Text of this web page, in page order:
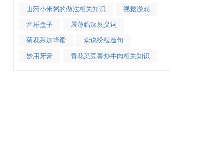
山药小米粥的做法相关知识 视觉游戏
音乐盒子 履薄临深反义词
菊花茶加蜂蜜 众说纷纭造句
妙用牙膏 青花菜豆薯炒牛肉相关知识